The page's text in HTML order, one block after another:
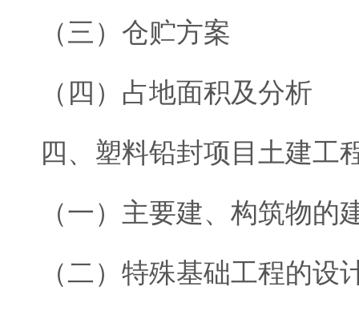
（三）仓贮方案
（四）占地面积及分析
四、塑料铅封项目土建工
（一）主要建、构筑物的
（二）特殊基础工程的设